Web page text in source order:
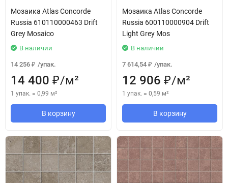
Мозаика Atlas Concorde
Russia 610110000463 Drift
Grey Mosaico
В наличии
14 256 ₽ /упак.
14 400 ₽/м²
1 упак. = 0,99 м²
В корзину
Мозаика Atlas Concorde
Russia 600110000904 Drift
Light Grey Mos
В наличии
7 614,54 ₽ /упак.
12 906 ₽/м²
1 упак. = 0,59 м²
В корзину